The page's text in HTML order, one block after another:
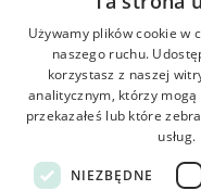
Wysyłka
Zwroty i reklamacje
Kontakt
Używamy plików cookie w
naszego ruchu.
korzystasz z naszej
analitycznym, którzy
przekazałeś lub które
usług.
NIEZBĘDNE